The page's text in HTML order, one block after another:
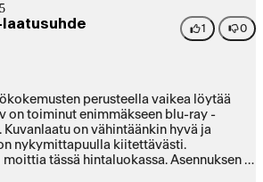
laatusuhde 1 0
perusteella vaikea löytää
on toiminut enimmäkseen blu-ray -
on vähintäänkin hyvä ja
nykymittapuulla kiitettävästi.
tässä hintaluokassa. Asennuksen ja